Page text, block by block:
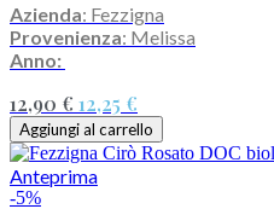
Azienda: Fezzigna
Provenienza: Melissa
Anno:
12,90 € 12,25 €
Aggiungi al carrello
Anteprima
-5%